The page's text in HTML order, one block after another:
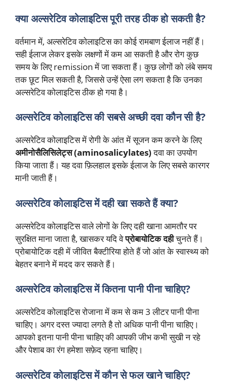
क्या अल्सरेटिव कोलाइटिस पूरी तरह ठीक हो सकती है?
वर्तमान में, अल्सरेटिव कोलाइटिस का कोई रामबाण ईलाज नहीं हैं।
सही ईलाज लेकर इसके लक्षणों में कम आ सकती है और रोग कुछ
समय के लिए remission में जा सकता हैं। कुछ लोगों को लंबे समय
तक छूट मिल सकती है, जिससे उन्हें ऐसा लग सकता है कि उनका
अल्सरेटिव कोलाइटिस ठीक हो गया है।
अल्सरेटिव कोलाइटिस की सबसे अच्छी दवा कौन सी है?
अल्सरेटिव कोलाइटिस में रोगी के आंत में सूजन कम करने के लिए
अमीनोसैलिसिलेट्स (aminosalicylates)दवा का उपयोग
किया जाता हैं। यह दवा फ़िलहाल इसके ईलाज के लिए सबसे कारगर
मानी जाती हैं।
अल्सरेटिव कोलाइटिस में दही खा सकते हैं क्या?
अल्सरेटिव कोलाइटिस वाले लोगों के लिए दही खाना आमतौर पर
सुरक्षित माना जाता है, खासकर यदि वेप्रोबायोटिक दहीचुनते हैं।
प्रोबायोटिक दही में जीवित बैक्टीरिया होते हैं जो आंत के स्वास्थ्य को
बेहतर बनाने में मदद कर सकते हैं।
अल्सरेटिव कोलाइटिस में कितना पानी पीना चाहिए?
अल्सरेटिव कोलाइटिस रोजाना में कम से कम 3 लीटर पानी पीना
चाहिए। अगर दस्त ज्यादा लगते है तो अधिक पानी पीना चाहिए।
आपको इतना पानी पीना चाहिए की आपकी जीभ कभी सुखी न रहे
और पेशाब का रंग हमेशा सफ़ेद रहना चाहिए।
अल्सरेटिव कोलाइटिस में कौन से फल खाने चाहिए?